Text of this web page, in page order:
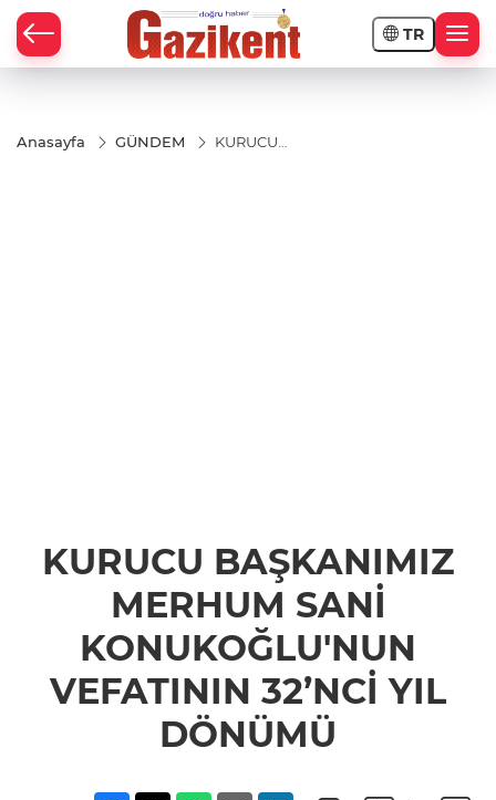
TR
Anasayfa GÜNDEM
KURUCU
KURUCU BAŞKANIMIZ
MERHUM SANİ
KONUKOĞLU'NUN
VEFATININ 32’NCİ YIL
DÖNÜMÜ